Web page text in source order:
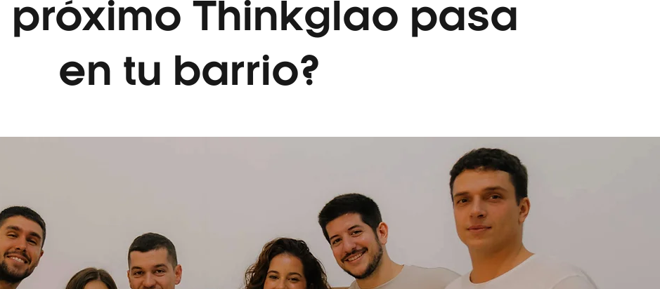
próximo Thinkglao pasa
en tu barrio?